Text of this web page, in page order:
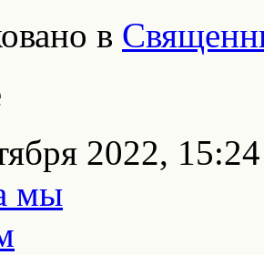
в
2022, 15:24